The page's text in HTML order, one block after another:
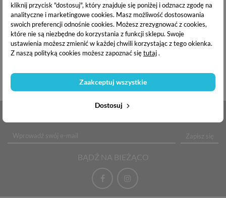
kliknij przycisk "dostosuj", który znajduje się poniżej i odznacz zgodę na
analityczne i marketingowe cookies. Masz możliwość dostosowania
swoich preferencji odnośnie cookies. Możesz zrezygnować z cookies,
które nie są niezbędne do korzystania z funkcji sklepu. Swoje
ustawienia możesz zmienić w każdej chwili korzystając z tego okienka.
Z naszą polityką cookies możesz zapoznać siętutaj.
Dostosuj
Zaakceptuj wszystkie
DR. KONOPKA'S AKTYWNIE
ODMŁADZAJĄCY KREM DO
TWARZY 50 ML
18,60 zł
CLARESA SHY CHERRY LIP SCRUB
WIŚNIA - 15G
8,86 zł
NEWSLETTER
Zapisz się
BĄDŹ NA BIEŻĄCO